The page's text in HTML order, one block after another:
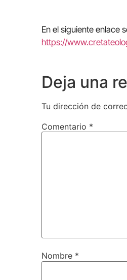
En el siguiente enlace
https://
Deja una
Tu dirección de
Comentario *
Nombre *